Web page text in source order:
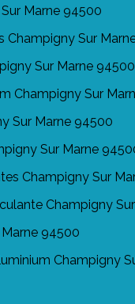
Marne 94500
Champigny Sur
Sur Marne 94500
Champigny Sur
Sur Marne 94500
Sur Marne
Champigny Sur
Champigny
94500
Champigny